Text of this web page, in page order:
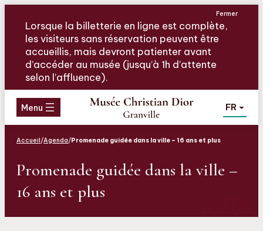
menu
contenu
page
Fermer
Lorsque la billetterie en ligne est complète,
les visiteurs sans réservation peuvent être
accueillis, mais devront patienter avant
d’accéder au musée (jusqu’à 1h d’attente
selon l’affluence).
Menu FR
Accueil /Agenda/Promenade guidée dans la ville – 16 ans et plus
Promenade guidée dans la ville –
16 ans et plus